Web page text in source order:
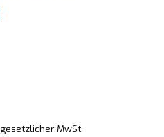
MwSt.